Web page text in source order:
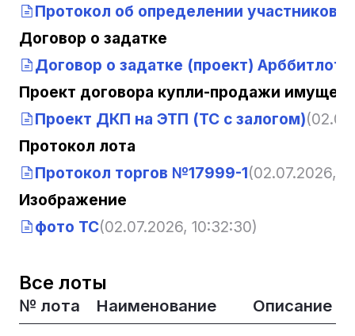
Протокол об определении участников
Договор о задатке
Договор о задатке (проект) Арббитлот
Проект договора купли-продажи
Проект ДКП на ЭТП (ТС с залогом)
Протокол лота
Протокол торгов №17999-1(02.07.2026,
Изображение
фото ТС(02.07.2026, 10:32:30)
Все лоты
№ лота Наименование Описание